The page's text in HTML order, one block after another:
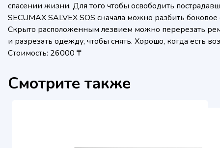
спасении жизни. Для того чтобы освободить
SECUMAX SALVEX SOS сначала можно разбить боковое
Скрыто расположенным лезвием можно перерезать
и разрезать одежду, чтобы снять. Хорошо, когда есть
Стоимость: 26000 ₸
Смотрите также